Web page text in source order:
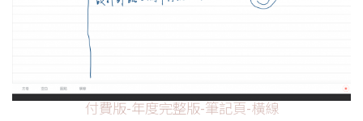
付費版-年度完整版-筆記頁-橫線